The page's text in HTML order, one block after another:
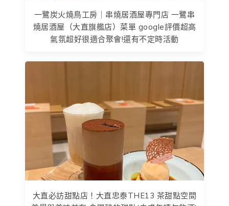
一鷺炭火燒鳥工房｜串燒居酒屋專門店 一鷺串
燒居酒屋（大直旗艦店）菜單 google評價超高
氣氛超好很適合聚會!還有不定時活動
大直必訪甜點店！大直忠泰THE13 茶甜點空間